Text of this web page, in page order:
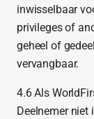
inwisselbaar
privileges of
geheel of
vervangbaar.
4.6 Als
Deelnemer